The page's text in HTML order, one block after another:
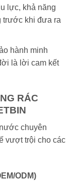
lực, khả năng
trước khi đưa ra
hành minh
là lời cam kết
RÁC
chuyên
vượt trội cho các
ODM)